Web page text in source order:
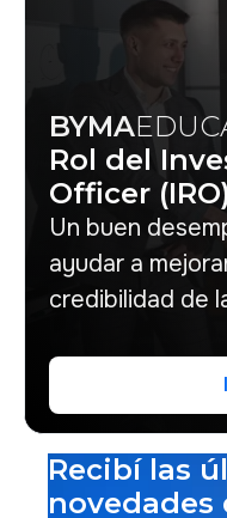
BYMA
Rol del
Officer (IRO)
Un buen
ayudar a
credibilidad de
Recibí las
novedades